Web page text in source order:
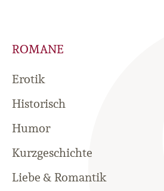
ROMANE
Erotik
Historisch
Humor
Kurzgeschichte
Liebe & Romantik